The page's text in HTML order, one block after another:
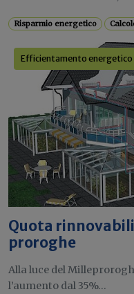
Risparmio energetico
Efficientamento energetico
Quota
proroghe
Alla luce del
l’aumento dal 35%...